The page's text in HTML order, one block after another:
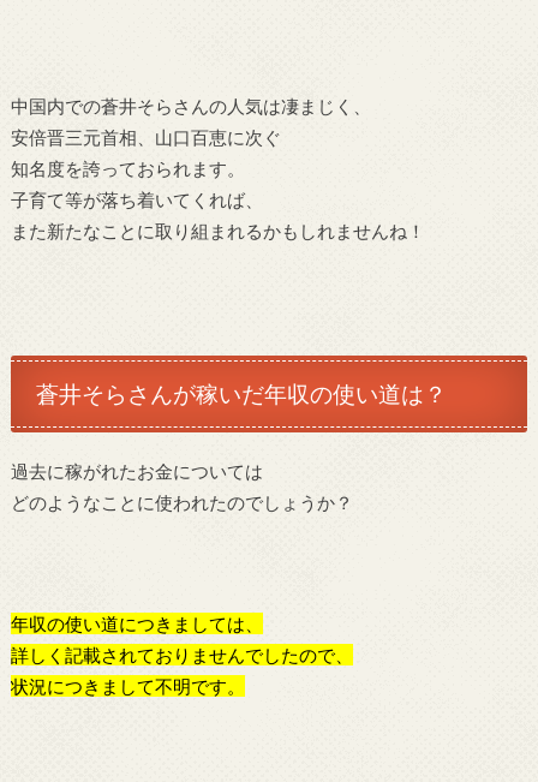
中国内での蒼井そらさんの人気は凄まじく、
安倍晋三元首相、山口百恵に次ぐ
知名度を誇っておられます。
子育て等が落ち着いてくれば、
また新たなことに取り組まれるかもしれませんね！
蒼井そらさんが稼いだ年収の使い道は？
過去に稼がれたお金については
どのようなことに使われたのでしょうか？
年収の使い道につきましては、
詳しく記載されておりませんでしたので、
状況につきまして不明です。